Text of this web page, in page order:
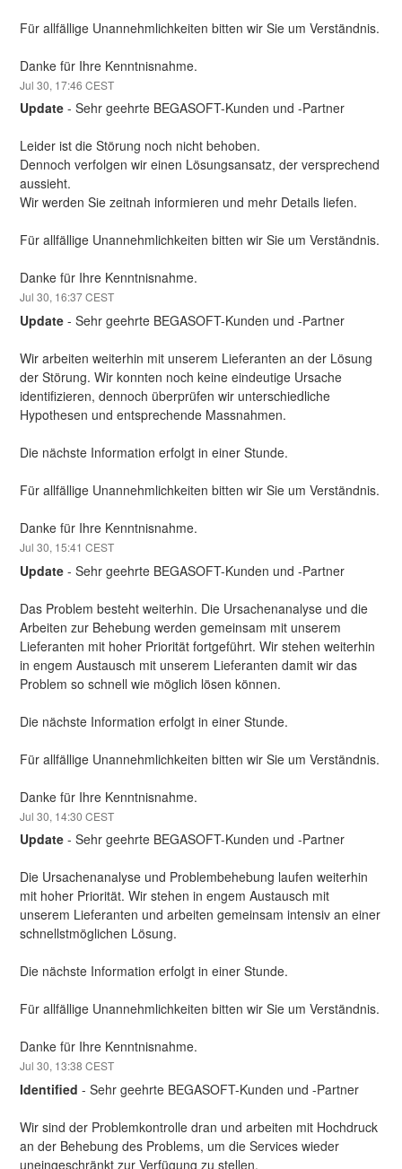
Für allfällige Unannehmlichkeiten bitten wir Sie um Verständnis.
Danke für Ihre Kenntnisnahme.
Jul30, 17:46 CEST
Update -Sehr geehrte BEGASOFT-Kunden und -Partner
Leider ist die Störung noch nicht behoben.
Dennoch verfolgen wir einen Lösungsansatz, der versprechend
aussieht.
Wir werden Sie zeitnah informieren und mehr Details liefen.
Für allfällige Unannehmlichkeiten bitten wir Sie um Verständnis.
Danke für Ihre Kenntnisnahme.
Jul30, 16:37CEST
Update -Sehr geehrte BEGASOFT-Kunden und -Partner
Wir arbeiten weiterhin mit unserem Lieferanten an der Lösung
der Störung. Wir konnten noch keine eindeutige Ursache
identifizieren, dennoch überprüfen wir unterschiedliche
Hypothesen und entsprechende Massnahmen.
Die nächste Information erfolgt in einer Stunde.
Für allfällige Unannehmlichkeiten bitten wir Sie um Verständnis.
Danke für Ihre Kenntnisnahme.
Jul30, 15:41 CEST
Update -Sehr geehrte BEGASOFT-Kunden und -Partner
Das Problem besteht weiterhin. Die Ursachenanalyse und die
Arbeiten zur Behebung werden gemeinsam mit unserem
Lieferanten mit hoher Priorität fortgeführt. Wir stehen weiterhin
in engem Austausch mit unserem Lieferanten damit wir das
Problem so schnell wie möglich lösen können.
Die nächste Information erfolgt in einer Stunde.
Für allfällige Unannehmlichkeiten bitten wir Sie um Verständnis.
Danke für Ihre Kenntnisnahme.
Jul30, 14:30 CEST
Update -Sehr geehrte BEGASOFT-Kunden und -Partner
Die Ursachenanalyse und Problembehebung laufen weiterhin
mit hoher Priorität. Wir stehen in engem Austausch mit
unserem Lieferanten und arbeiten gemeinsam intensiv an einer
schnellstmöglichen Lösung.
Die nächste Information erfolgt in einer Stunde.
Für allfällige Unannehmlichkeiten bitten wir Sie um Verständnis.
Danke für Ihre Kenntnisnahme.
Jul30, 13:38 CEST
Identified -Sehr geehrte BEGASOFT-Kunden und -Partner
Wir sind der Problemkontrolle dran und arbeiten mit Hochdruck
an der Behebung des Problems, um die Services wieder
uneingeschränkt zur Verfügung zu stellen.